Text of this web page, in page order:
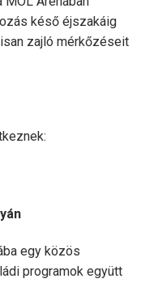
késő éjszakáig
zajló mérkőzéseit
egy közös
programok együtt